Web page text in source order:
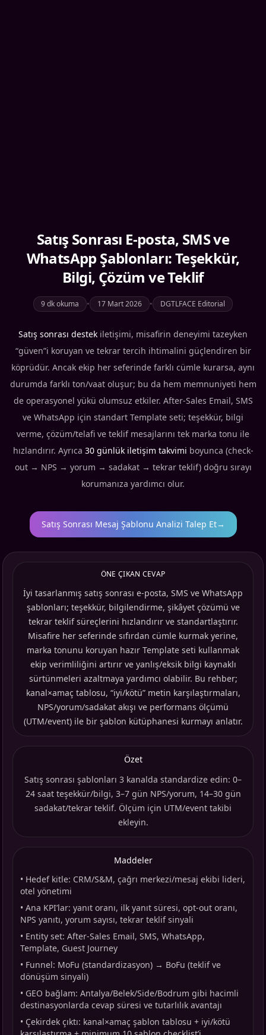
Satış Sonrası E-posta, SMS ve
WhatsApp Şablonları: Teşekkür,
Bilgi, Çözüm ve Teklif
9 dk okuma • 17 Mart 2026 • DGTLFACE Editorial
Satış sonrası destek iletişimi, misafirin deneyimi tazeyken
“güven”i koruyan ve tekrar tercih ihtimalini güçlendiren bir
köprüdür. Ancak ekip her seferinde farklı cümle kurarsa, aynı
durumda farklı ton/vaat oluşur; bu da hem memnuniyeti hem
de operasyonel yükü olumsuz etkiler. After-Sales Email, SMS
ve WhatsApp için standart Template seti; teşekkür, bilgi
verme, çözüm/telafi ve teklif mesajlarını tek marka tonu ile
hızlandırır. Ayrıca 30 günlük iletişim takvimi boyunca (check-
out → NPS → yorum → sadakat → tekrar teklif) doğru sırayı
korumanıza yardımcı olur.
Satış Sonrası Mesaj Şablonu Analizi Talep Et→
ÖNE ÇIKAN CEVAP
İyi tasarlanmış satış sonrası e-posta, SMS ve WhatsApp
şablonları; teşekkür, bilgilendirme, şikâyet çözümü ve
tekrar teklif süreçlerini hızlandırır ve standartlaştırır.
Misafire her seferinde sıfırdan cümle kurmak yerine,
marka tonunu koruyan hazır Template seti kullanmak
ekip verimliliğini artırır ve yanlış/eksik bilgi kaynaklı
sürtünmeleri azaltmaya yardımcı olabilir. Bu rehber;
kanal×amaç tablosu, “iyi/kötü” metin karşılaştırmaları,
NPS/yorum/sadakat akışı ve performans ölçümü
(UTM/event) ile bir şablon kütüphanesi kurmayı anlatır.
Özet
Satış sonrası şablonları 3 kanalda standardize edin: 0–
24 saat teşekkür/bilgi, 3–7 gün NPS/yorum, 14–30 gün
sadakat/tekrar teklif. Ölçüm için UTM/event takibi
ekleyin.
Maddeler
• Hedef kitle: CRM/S&M, çağrı merkezi/mesaj ekibi lideri,
otel yönetimi
• Ana KPI’lar: yanıt oranı, ilk yanıt süresi, opt-out oranı,
NPS yanıtı, yorum sayısı, tekrar teklif sinyali
• Entity set: After-Sales Email, SMS, WhatsApp,
Template, Guest Journey
• Funnel: MoFu (standardizasyon) → BoFu (teklif ve
dönüşüm sinyali)
• GEO bağlam: Antalya/Belek/Side/Bodrum gibi hacimli
destinasyonlarda cevap süresi ve tutarlılık avantajı
• Çekirdek çıktı: kanal×amaç şablon tablosu + iyi/kötü